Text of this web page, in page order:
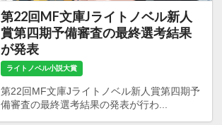
第22回MF文庫Jライトノベル新人
賞第四期予備審査の最終選考結果
が発表
ライトノベル小説大賞
第22回MF文庫Jライトノベル新人賞第四期予
備審査の最終選考結果の発表が行わ...